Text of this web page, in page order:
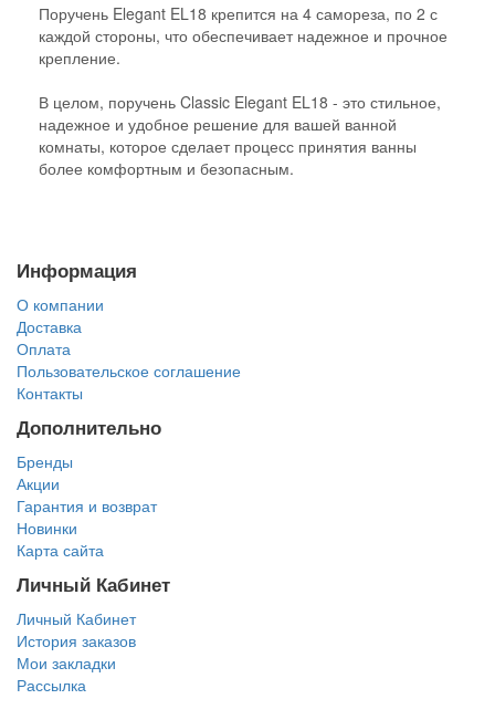
Поручень Elegant EL18 крепится на 4 самореза, по 2 с
каждой стороны, что обеспечивает надежное и прочное
крепление.
В целом, поручень Classic Elegant EL18 - это стильное,
надежное и удобное решение для вашей ванной
комнаты, которое сделает процесс принятия ванны
более комфортным и безопасным.
Информация
О компании
Доставка
Оплата
Пользовательское соглашение
Контакты
Дополнительно
Бренды
Акции
Гарантия и возврат
Новинки
Карта сайта
Личный Кабинет
Личный Кабинет
История заказов
Мои закладки
Рассылка